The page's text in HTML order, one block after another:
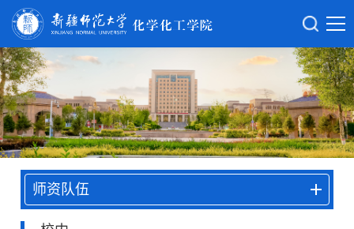
师资队伍